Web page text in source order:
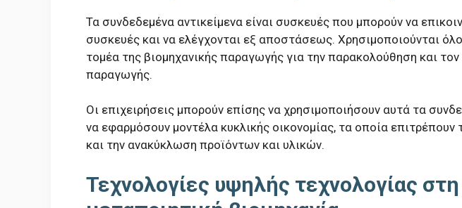
Τα συνδεδεμένα αντικείμενα είναι συσκευές που μπορούν να
συσκευές και να ελέγχονται εξ αποστάσεως. Χρησιμοποιούνται
τομέα της βιομηχανικής παραγωγής για την παρακολούθηση και
παραγωγής.
Οι επιχειρήσεις μπορούν επίσης να χρησιμοποιήσουν αυτά τα
να εφαρμόσουν μοντέλα κυκλικής οικονομίας, τα οποία επιτρέπουν
και την ανακύκλωση προϊόντων και υλικών.
Τεχνολογίες υψηλής τεχνολογίας στη